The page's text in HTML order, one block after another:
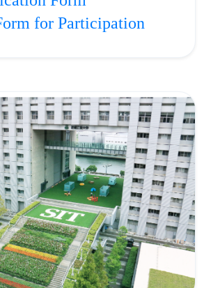
for Participation